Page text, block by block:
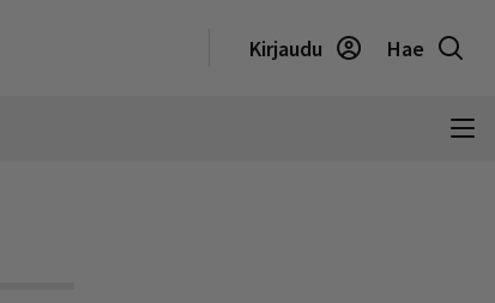
Kirjaudu Hae